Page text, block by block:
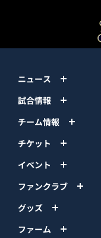
ニュース
試合情報
チーム情報
チケット
イベント
ファンクラブ
グッズ
ファーム